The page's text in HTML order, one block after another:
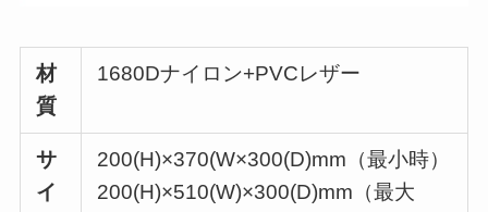
材
質
1680Dナイロン+PVCレザー
サ
イ
200(H)×370(W×300(D)mm（最小時）
200(H)×510(W)×300(D)mm（最大